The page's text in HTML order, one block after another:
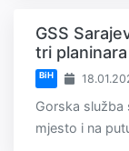
GSS
tri
BiH
Gorska služba
mjesto i na